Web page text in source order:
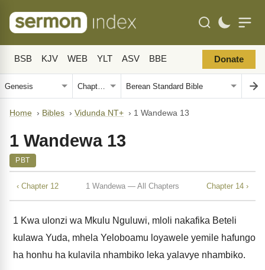
BSB KJV WEB YLT ASV BBE Donate
Home › Bibles › Vidunda NT+ › 1 Wandewa 13
1 Wandewa 13
PBT
‹ Chapter 12 1 Wandewa — All Chapters Chapter 14 ›
1 Kwa ulonzi wa Mkulu Nguluwi, mloli nakafika Beteli
kulawa Yuda, mhela Yeloboamu loyawele yemile hafungo
ha honhu ha kulavila nhambiko leka yalavye nhambiko.